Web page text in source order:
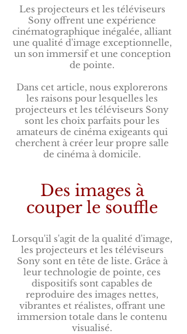
Les projecteurs et les téléviseurs
Sony offrent une expérience
cinématographique inégalée, alliant
une qualité d'image exceptionnelle,
un son immersif et une conception
de pointe.
Dans cet article, nous explorerons
les raisons pour lesquelles les
projecteurs et les téléviseurs Sony
sont les choix parfaits pour les
amateurs de cinéma exigeants qui
cherchent à créer leur propre salle
de cinéma à domicile.
Des images à
couper le souffle
Lorsqu'il s'agit de la qualité d'image,
les projecteurs et les téléviseurs
Sony sont en tête de liste. Grâce à
leur technologie de pointe, ces
dispositifs sont capables de
reproduire des images nettes,
vibrantes et réalistes, offrant une
immersion totale dans le contenu
visualisé.